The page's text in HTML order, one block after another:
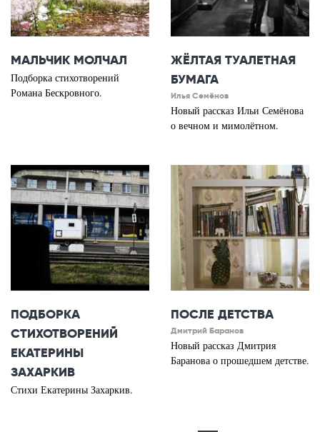
МАЛЬЧИК МОЛЧАЛ
Подборка стихотворений
Романа Бескровного.
ЖЁЛТАЯ ТУАЛЕТНАЯ
БУМАГА
Илья Семёнов
Новый рассказ Ильи Семёнова
о вечном и мимолётном.
ПОДБОРКА
СТИХОТВОРЕНИЙ
ЕКАТЕРИНЫ
ЗАХАРКИВ
Стихи Екатерины Захаркив.
ПОСЛЕ ДЕТСТВА
Дмитрий Баранов
Новый рассказ Дмитрия
Баранова о прошедшем детстве.